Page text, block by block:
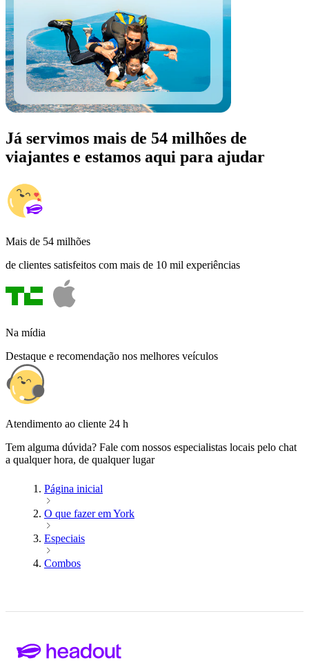
Já servimos mais de 54 milhões de
viajantes e estamos aqui para ajudar
Mais de 54 milhões
de clientes satisfeitos com mais de 10 mil experiências
Na mídia
Destaque e recomendação nos melhores veículos
Atendimento ao cliente 24 h
Tem alguma dúvida? Fale com nossos especialistas locais pelo chat
a qualquer hora, de qualquer lugar
Página inicial
O que fazer em York
Especiais
Combos